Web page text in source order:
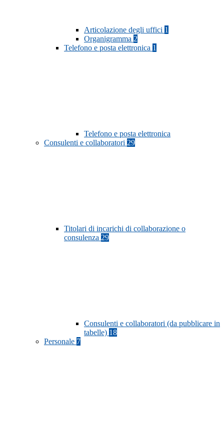
Articolazione degli uffici 1
Organigramma 2
Telefono e posta elettronica 1
Telefono e posta elettronica
Consulenti e collaboratori 29
Titolari di incarichi di collaborazione o
consulenza 29
Consulenti e collaboratori (da pubblicare in
tabelle) 18
Personale 7